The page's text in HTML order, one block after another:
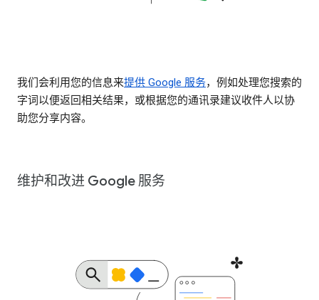
我们会利用您的信息来提供 Google 服务，例如处理您搜索的
字词以便返回相关结果，或根据您的通讯录建议收件人以协
助您分享内容。
维护和改进 Google 服务